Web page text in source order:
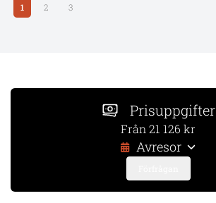
1 2 3
Prisuppgifter
Från 21 126 kr
Avresor